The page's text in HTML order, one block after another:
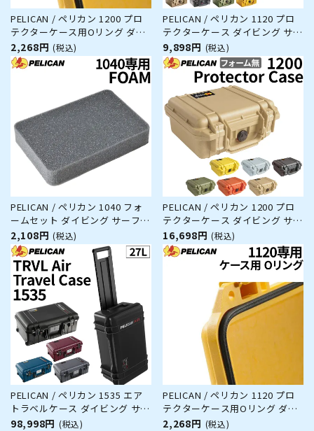
PELICAN / ペリカン 1200 プロ
テクターケース用Oリング ダイ
ビング サーフィン アウトドア
キャンプ 釣り カメラ 精密機器
防水 防塵 耐衝撃
2,268円 (税込)
PELICAN / ペリカン 1120 プロ
テクターケース ダイビング サー
フィン アウトドア キャンプ 釣
り カメラ 精密機器 防水 防塵 耐
衝撃
9,898円 (税込)
PELICAN / ペリカン 1040 フォ
ームセット ダイビング サーフィ
ン アウトドア キャンプ 釣り カ
メラ 精密機器 防水 防塵 耐衝撃
2,108円 (税込)
PELICAN / ペリカン 1200 プロ
テクターケース ダイビング サー
フィン アウトドア キャンプ 釣
り カメラ 精密機器 防水 防塵 耐
衝撃
16,698円 (税込)
PELICAN / ペリカン 1535 エア
トラベルケース ダイビング サー
フィン アウトドア キャンプ 釣
98,998円 (税込)
PELICAN / ペリカン 1120 プロ
テクターケース用Oリング ダイ
ビング サーフィン アウトドア
2,268円 (税込)